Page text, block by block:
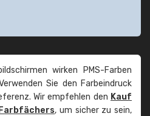
wirken PMS-Farben
Sie den Farbeindruck
Wir empfehlen den Kauf
, um sicher zu sein,